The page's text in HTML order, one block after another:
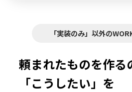
「実装のみ」以外の
頼まれたものを作る
「こうしたい」を